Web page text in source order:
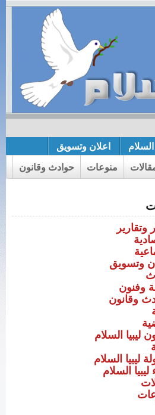
اعلان وتسويق
منوعات حوادث وقانون
وتقارير
وتسويق
وفنون
وقانون
ليبيا السلام
ليبيا السلام
ليبيا السلام